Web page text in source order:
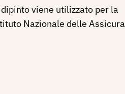
viene utilizzato per la
Nazionale delle